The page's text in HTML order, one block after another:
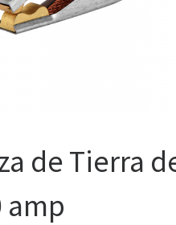
de Tierra
amp